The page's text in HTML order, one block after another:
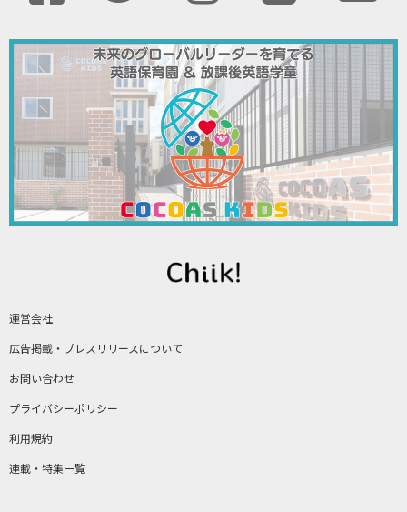
運営会社
広告掲載・プレスリリースについて
お問い合わせ
プライバシーポリシー
利用規約
連載・特集一覧